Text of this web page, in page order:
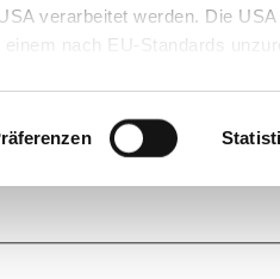
verarbeitet werden. Die
nach EU-Standards
Stellen Sie Ihre Fragen und